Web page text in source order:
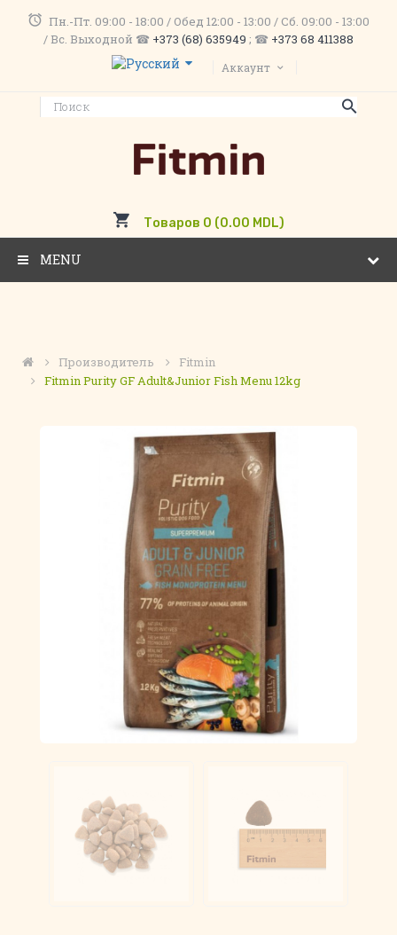
Пн.-Пт. 09:00 - 18:00 / Обед 12:00 - 13:00 / Сб. 09:00 - 13:00
/ Вс. Выходной ☎ +373 (68) 635949 ; ☎ +373 68 411388
Аккаунт
Товаров 0 (0.00 MDL)
MENU
Производитель
Fitmin
Fitmin Purity GF Adult&Junior Fish Menu 12kg